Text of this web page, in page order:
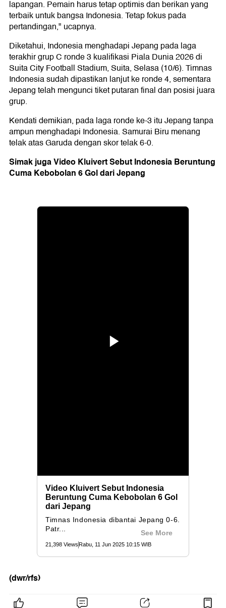
lapangan. Pemain harus tetap optimis dan berikan yang
terbaik untuk bangsa Indonesia. Tetap fokus pada
pertandingan," ucapnya.
Diketahui, Indonesia menghadapi Jepang pada laga
terakhir grup C ronde 3 kualifikasi Piala Dunia 2026 di
Suita City Football Stadium, Suita, Selasa (10/6). Timnas
Indonesia sudah dipastikan lanjut ke ronde 4, sementara
Jepang telah mengunci tiket putaran final dan posisi juara
grup.
Kendati demikian, pada laga ronde ke-3 itu Jepang tanpa
ampun menghadapi Indonesia. Samurai Biru menang
telak atas Garuda dengan skor telak 6-0.
Simak juga Video Kluivert Sebut Indonesia Beruntung
Cuma Kebobolan 6 Gol dari Jepang
(dwr/rfs)